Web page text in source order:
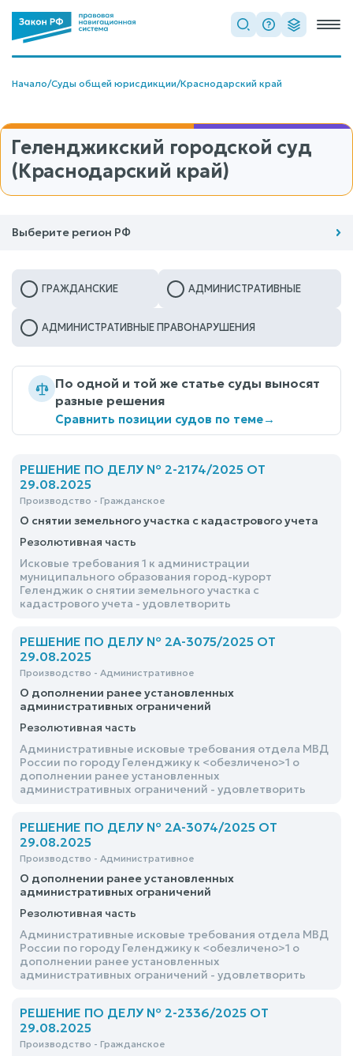
Начало/Суды общей юрисдикции/Краснодарский край
Геленджикский городской суд
(Краснодарский край)
Выберите регион РФ
ГРАЖДАНСКИЕ АДМИНИСТРАТИВНЫЕ
АДМИНИСТРАТИВНЫЕ ПРАВОНАРУШЕНИЯ
По одной и той же статье суды выносят
разные решения
Сравнить позиции судов по теме→
РЕШЕНИЕ ПО ДЕЛУ № 2-2174/2025 ОТ
29.08.2025
Производство - Гражданское
О снятии земельного участка с кадастрового учета
Резолютивная часть
Исковые требования 1 к администрации
муниципального образования город-курорт
Геленджик о снятии земельного участка с
кадастрового учета - удовлетворить
РЕШЕНИЕ ПО ДЕЛУ № 2А-3075/2025 ОТ
29.08.2025
Производство - Административное
О дополнении ранее установленных
административных ограничений
Резолютивная часть
Административные исковые требования отдела МВД
России по городу Геленджику к <обезличено>1 о
дополнении ранее установленных
административных ограничений - удовлетворить
РЕШЕНИЕ ПО ДЕЛУ № 2А-3074/2025 ОТ
29.08.2025
Производство - Административное
О дополнении ранее установленных
административных ограничений
Резолютивная часть
Административные исковые требования отдела МВД
России по городу Геленджику к <обезличено>1 о
дополнении ранее установленных
административных ограничений - удовлетворить
РЕШЕНИЕ ПО ДЕЛУ № 2-2336/2025 ОТ
29.08.2025
Производство - Гражданское